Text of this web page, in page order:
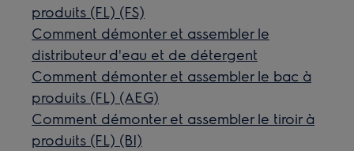
produits (FL) (FS)
Comment démonter et assembler le
distributeur d'eau et de détergent
Comment démonter et assembler le bac à
produits (FL) (AEG)
Comment démonter et assembler le tiroir à
produits (FL) (BI)